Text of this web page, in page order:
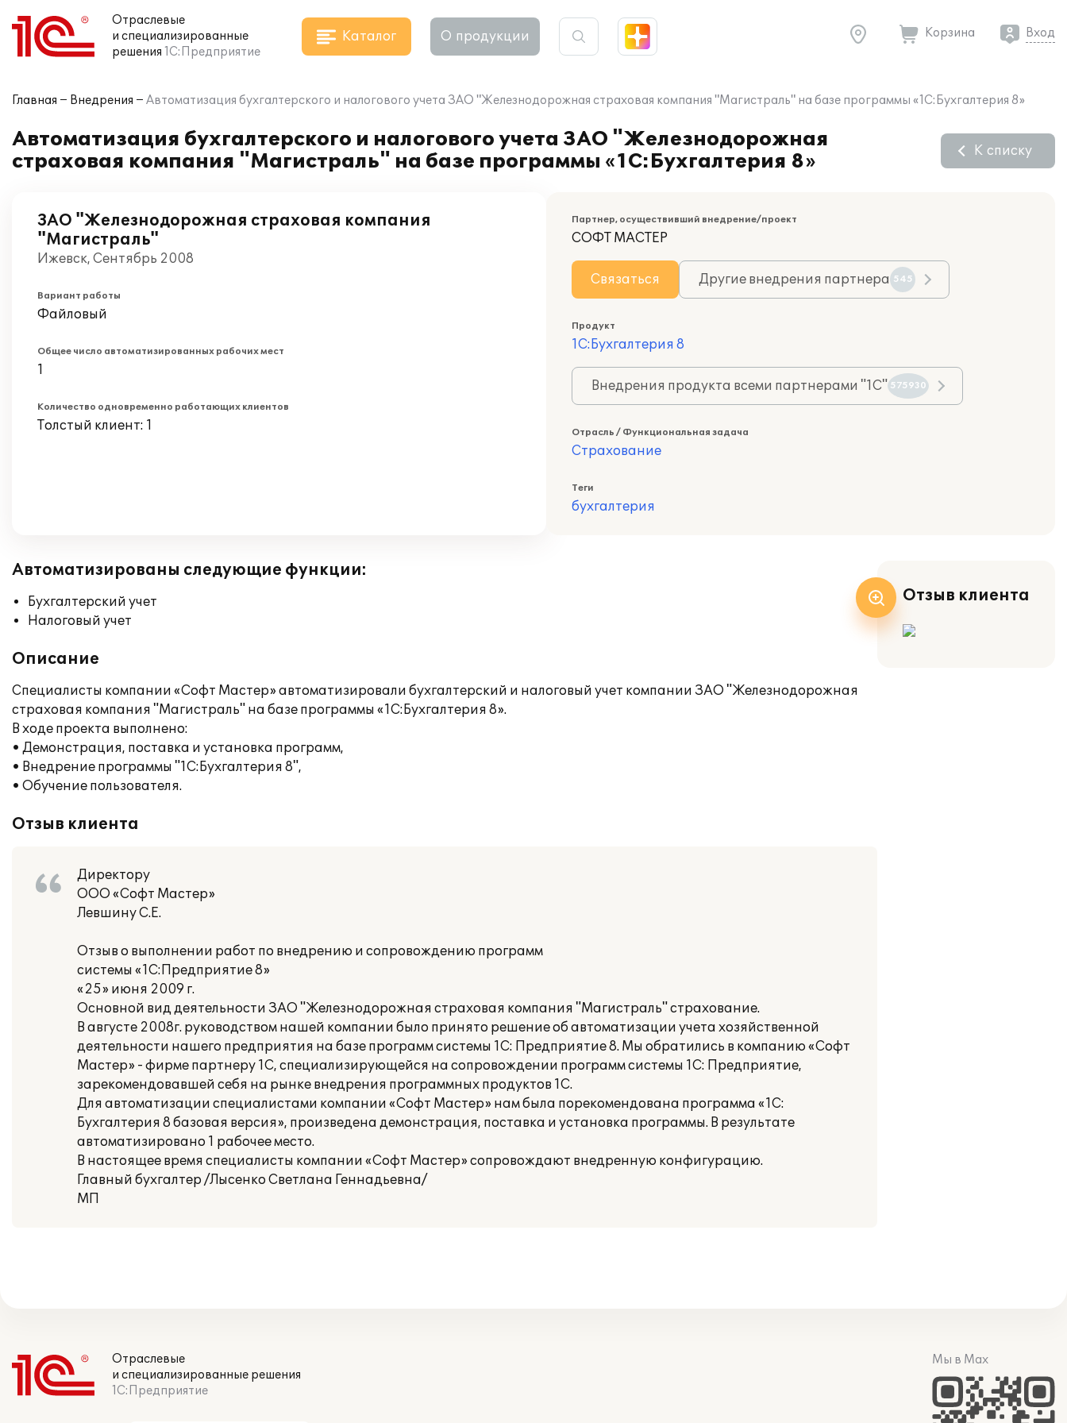
Отраслевые
и специализированные
решения 1С:Предприятие
Каталог О продукции Корзина Вход
Главная Внедрения Автоматизация бухгалтерского и налогового учета ЗАО "Железнодорожная страховая компания "Магистраль" на базе программы «1С:Бухгалтерия 8»
Автоматизация бухгалтерского и налогового учета ЗАО "Железнодорожная
страховая компания "Магистраль" на базе программы «1С:Бухгалтерия 8»
К списку
ЗАО "Железнодорожная страховая компания
"Магистраль"
Ижевск, Сентябрь 2008
Вариант работы
Файловый
Общее число автоматизированных рабочих мест
1
Количество одновременно работающих клиентов
Толстый клиент: 1
Партнер, осуществивший внедрение/проект
СОФТ МАСТЕР
Связаться Другие внедрения партнера 545
Продукт
1С:Бухгалтерия 8
Внедрения продукта всеми партнерами "1С" 575930
Отрасль / Функциональная задача
Страхование
Теги
бухгалтерия
Автоматизированы следующие функции:
Бухгалтерский учет
Налоговый учет
Описание
Специалисты компании «Софт Мастер» автоматизировали бухгалтерский и налоговый учет компании ЗАО "Железнодорожная
страховая компания "Магистраль" на базе программы «1С:Бухгалтерия 8».
В ходе проекта выполнено:
• Демонстрация, поставка и установка программ,
• Внедрение программы "1С:Бухгалтерия 8",
• Обучение пользователя.
Отзыв клиента
Директору
ООО «Софт Мастер»
Левшину С.Е.
Отзыв о выполнении работ по внедрению и сопровождению программ
системы «1С:Предприятие 8»
«25» июня 2009 г.
Основной вид деятельности ЗАО "Железнодорожная страховая компания "Магистраль" страхование.
В августе 2008г. руководством нашей компании было принято решение об автоматизации учета хозяйственной
деятельности нашего предприятия на базе программ системы 1С: Предприятие 8. Мы обратились в компанию «Софт
Мастер» - фирме партнеру 1С, специализирующейся на сопровождении программ системы 1С: Предприятие,
зарекомендовавшей себя на рынке внедрения программных продуктов 1С.
Для автоматизации специалистами компании «Софт Мастер» нам была порекомендована программа «1С:
Бухгалтерия 8 базовая версия», произведена демонстрация, поставка и установка программы. В результате
автоматизировано 1 рабочее место.
В настоящее время специалисты компании «Софт Мастер» сопровождают внедренную конфигурацию.
Главный бухгалтер /Лысенко Светлана Геннадьевна/
МП
Отзыв клиента
Отраслевые
и специализированные решения
1С:Предприятие
Мы в Max